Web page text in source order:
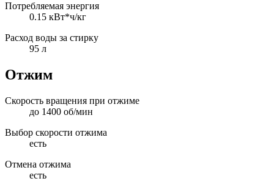
Потребляемая энергия
0.15 кВт*ч/кг
Расход воды за стирку
95 л
Отжим
Скорость вращения при отжиме
до 1400 об/мин
Выбор скорости отжима
есть
Отмена отжима
есть